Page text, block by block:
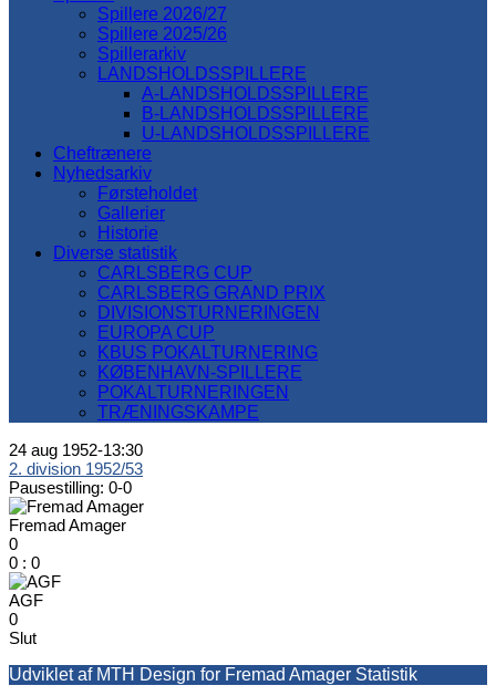
Spillere 2026/27
Spillere 2025/26
Spillerarkiv
LANDSHOLDSSPILLERE
A-LANDSHOLDSSPILLERE
B-LANDSHOLDSSPILLERE
U-LANDSHOLDSSPILLERE
Cheftrænere
Nyhedsarkiv
Førsteholdet
Gallerier
Historie
Diverse statistik
CARLSBERG CUP
CARLSBERG GRAND PRIX
DIVISIONSTURNERINGEN
EUROPA CUP
KBUS POKALTURNERING
KØBENHAVN-SPILLERE
POKALTURNERINGEN
TRÆNINGSKAMPE
24 aug 1952-13:30
2. division 1952/53
Pausestilling: 0-0
Fremad Amager
0
0 : 0
AGF
0
Slut
Udviklet af MTH Design for Fremad Amager Statistik